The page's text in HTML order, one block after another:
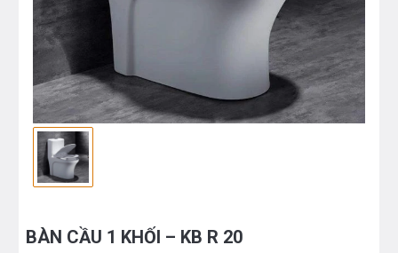
BÀN CẦU 1 KHỐI – KB R 20